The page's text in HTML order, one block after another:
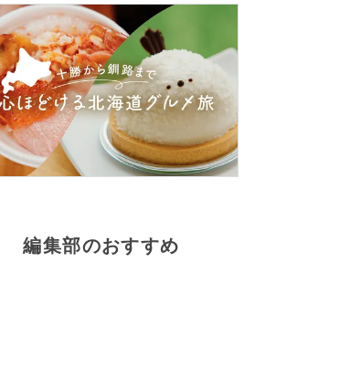
編集部のおすすめ